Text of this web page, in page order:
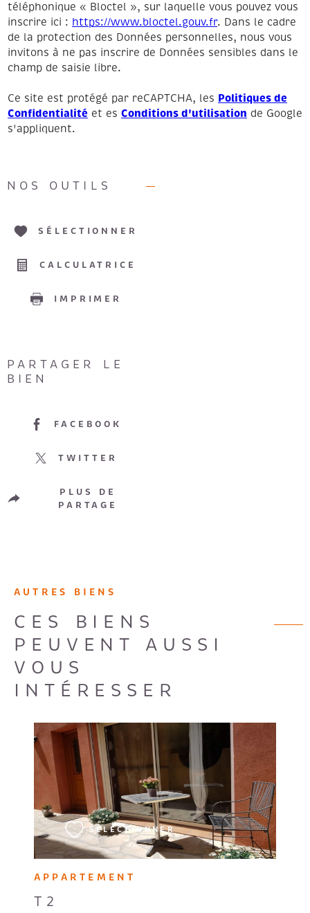
téléphonique « Bloctel », sur laquelle vous pouvez vous
inscrire ici : https://www.bloctel.gouv.fr. Dans le cadre
de la protection des Données personnelles, nous vous
invitons à ne pas inscrire de Données sensibles dans le
champ de saisie libre.
Ce site est protégé par reCAPTCHA, les Politiques de
Confidentialité et es Conditions d'utilisation de Google
s'appliquent.
NOS OUTILS
SÉLECTIONNER
CALCULATRICE
IMPRIMER
PARTAGER LE
BIEN
FACEBOOK
TWITTER
PLUS DE
PARTAGE
AUTRES BIENS
CES BIENS
PEUVENT AUSSI
VOUS
INTÉRESSER
APPARTEMENT
T2
SÉLECTIONNER
VOIR LE BIEN